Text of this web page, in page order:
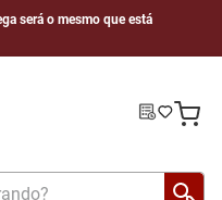
será o mesmo que está